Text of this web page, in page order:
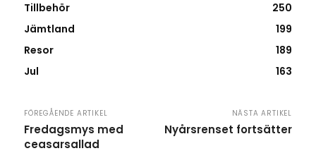
Tillbehör
250
Jämtland
199
Resor
189
Jul
163
FÖREGÅENDE ARTIKEL
Fredagsmys med
ceasarsallad
NÄSTA ARTIKEL
Nyårsrenset fortsätter